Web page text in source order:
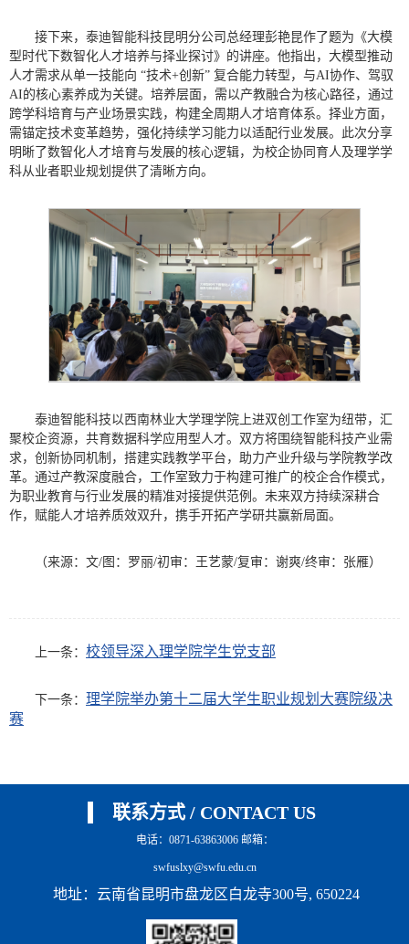
接下来，泰迪智能科技昆明分公司总经理彭艳昆作了题为《大模
型时代下数智化人才培养与择业探讨》的讲座。他指出，大模型推动
人才需求从单一技能向 “技术+创新” 复合能力转型，与AI协作、驾驭
AI的核心素养成为关键。培养层面，需以产教融合为核心路径，通过
跨学科培育与产业场景实践，构建全周期人才培育体系。择业方面，
需锚定技术变革趋势，强化持续学习能力以适配行业发展。此次分享
明晰了数智化人才培育与发展的核心逻辑，为校企协同育人及理学学
科从业者职业规划提供了清晰方向。
泰迪智能科技以西南林业大学理学院上进双创工作室为纽带，汇
聚校企资源，共育数据科学应用型人才。双方将围绕智能科技产业需
求，创新协同机制，搭建实践教学平台，助力产业升级与学院教学改
革。通过产教深度融合，工作室致力于构建可推广的校企合作模式，
为职业教育与行业发展的精准对接提供范例。未来双方持续深耕合
作，赋能人才培养质效双升，携手开拓产学研共赢新局面。
（来源：文/图：罗丽/初审：王艺蒙/复审：谢爽/终审：张雁）
上一条： 校领导深入理学院学生党支部
下一条： 理学院举办第十二届大学生职业规划大赛院级决
赛
联系方式 / CONTACT US
电话：0871-63863006 邮箱：
swfuslxy@swfu.edu.cn
地址：云南省昆明市盘龙区白龙寺300号, 650224